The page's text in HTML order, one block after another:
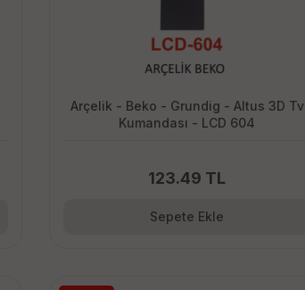
Arçelik - Beko - Grundig - Altus 3D Tv
Kumandası - LCD 604
123.49 TL
Sepete Ekle